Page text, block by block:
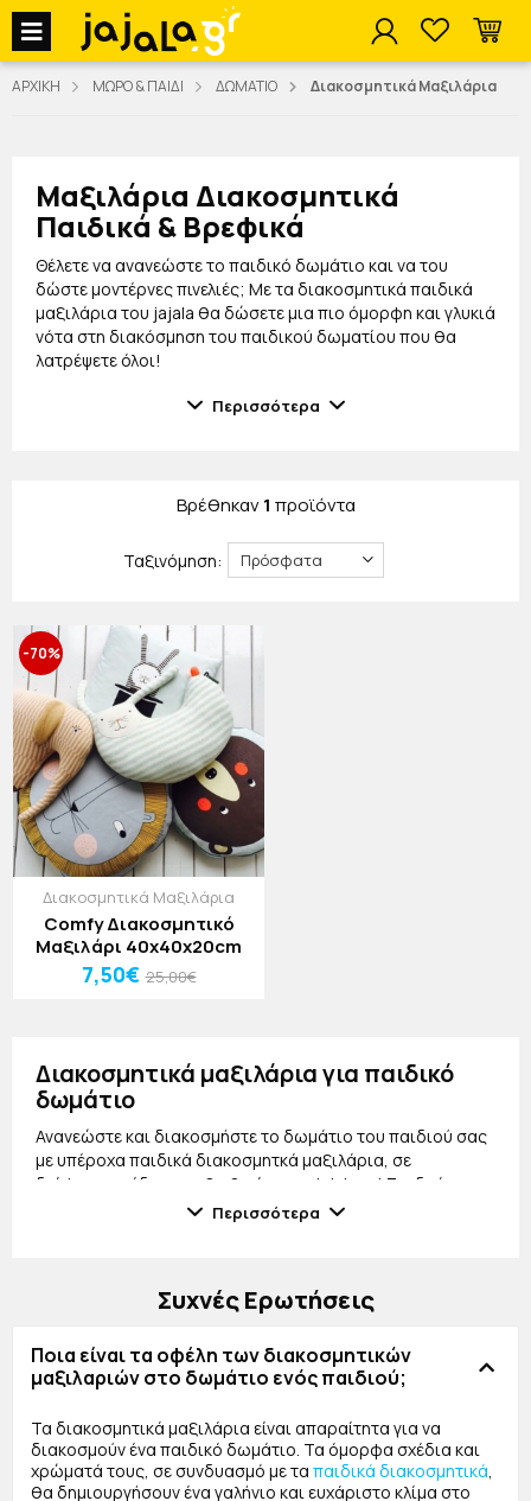
jajala Menu
ΑΡΧΙΚΗ ΜΩΡΟ & ΠΑΙΔΙ ΔΩΜΑΤΙΟ Διακοσμητικά Μαξιλάρια
Μαξιλάρια Διακοσμητικά
Παιδικά & Βρεφικά
Θέλετε να ανανεώστε το παιδικό δωμάτιο και να του
δώστε μοντέρνες πινελιές; Με τα διακοσμητικά παιδικά
μαξιλάρια του jajala θα δώσετε μια πιο όμορφη και γλυκιά
νότα στη διακόσμηση του παιδικού δωματίου που θα
λατρέψετε όλοι!
Θα βρείτε ιδιαίτερα μαξιλάρια με ζωάκια ή μονόχρωμα σε
διάφορα σχήματα για να επιλέξετε τα αγαπημένα σας!
που στολίζουν το δωμάτιο, θα δείτε τον
χώρο του να μεταμορφώνεται μοναδικά!
Τα μαξιλάρια θα γίνουν ο καλύτερος φίλος του
του! Στο
jajala
, πάντα θέλουμε να σας αφήνουμε με τις
καλύτερες εντυπώσεις. Γι' αυτό και φροντίζουμε να
ανανεώνουμε διαρκώς τη συλλογή μας με τα πιο μοντέρνα
και χρηστικά προϊόντα που θα κάνουν την
καθημερινότητά σας ευκολότερη.
Περισσότερα
Βρέθηκαν1 προϊόντα
Ταξινόμηση:
-70%
Διακοσμητικά Μαξιλάρια
Comfy Διακοσμητικό
Μαξιλάρι 40x40x20cm
7,50€ 25,00€
Διακοσμητικά μαξιλάρια για παιδικό
δωμάτιο
Ανανεώστε και διακοσμήστε το δωμάτιο του παιδιού σας
με υπέροχα παιδικά διακοσμητκά μαξιλάρια, σε
διάφορα σχέδια που θα βρείτε στο jajala.gr! Συνδυάστε
τα με τα υπόλοιπα είδη διακόσμησης του παιδικού
Περισσότερα
Συχνές Ερωτήσεις
Ποια είναι τα οφέλη των διακοσμητικών
μαξιλαριών στο δωμάτιο ενός παιδιού;
Τα διακοσμητικά μαξιλάρια είναι απαραίτητα για να
διακοσμούν ένα παιδικό δωμάτιο. Τα όμορφα σχέδια και
χρώματά τους, σε συνδυασμό με τα παιδικά διακοσμητικά,
θα δημιουργήσουν ένα γαλήνιο και ευχάριστο κλίμα στο